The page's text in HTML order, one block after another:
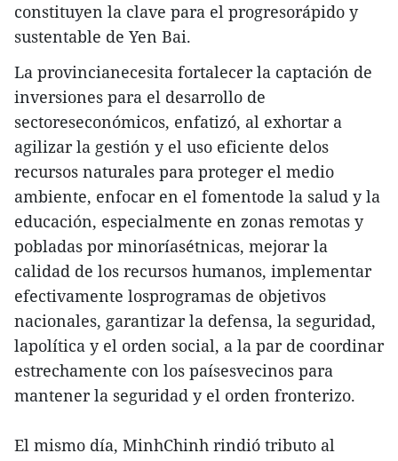
constituyen la clave para el progresorápido y
sustentable de Yen Bai.
La provincianecesita fortalecer la captación de
inversiones para el desarrollo de
sectoreseconómicos, enfatizó, al exhortar a
agilizar la gestión y el uso eficiente delos
recursos naturales para proteger el medio
ambiente, enfocar en el fomentode la salud y la
educación, especialmente en zonas remotas y
pobladas por minoríasétnicas, mejorar la
calidad de los recursos humanos, implementar
efectivamente losprogramas de objetivos
nacionales, garantizar la defensa, la seguridad,
lapolítica y el orden social, a la par de coordinar
estrechamente con los paísesvecinos para
mantener la seguridad y el orden fronterizo.
El mismo día, MinhChinh rindió tributo al